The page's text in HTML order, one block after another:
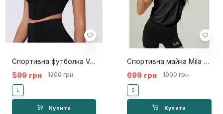
Спортивна футболка Veni black
599 грн 1200 грн
L
Купити
Спортивна майка Mila black
699 грн 1900 грн
S
Купити